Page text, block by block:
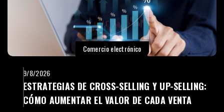
Comercio electrónico
9/8/2026
ESTRATEGIAS DE CROSS-SELLING Y UP-SELLING:
CÓMO AUMENTAR EL VALOR DE CADA VENTA